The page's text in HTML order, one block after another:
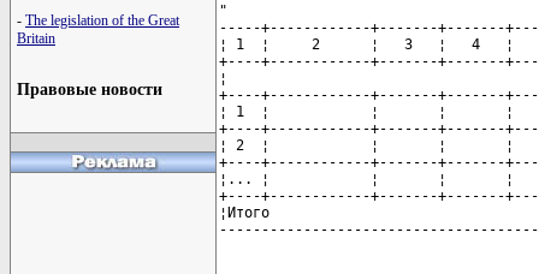
- The legislation of the Great
Britain
Правовые новости
"
-----+------------+-------+-------
¦ 1  ¦     2      ¦   3   ¦   4   ¦
+----+------------+-------+-------
¦
+----+------------+-------+-------
¦ 1  ¦            ¦       ¦       ¦
+----+------------+-------+-------
¦ 2  ¦            ¦       ¦       ¦
+----+------------+-------+-------
¦... ¦            ¦       ¦       ¦
+----+------------+-------+-------
¦Итого